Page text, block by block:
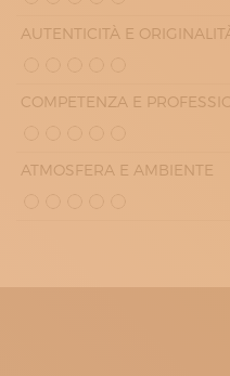
AUTENTICITÀ E
COMPETENZA E
ATMOSFERA E AMBIENTE